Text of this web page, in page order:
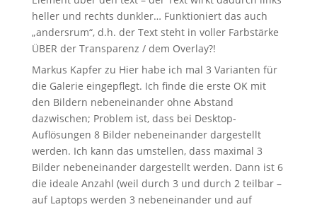
heller und rechts dunkler… Funktioniert das auch
„andersrum“, d.h. der Text steht in voller Farbstärke
ÜBER der Transparenz / dem Overlay?!
Markus Kapferzu Hier habe ich mal 3 Varianten für
die Galerie eingepflegt. Ich finde die erste OK mit
den Bildern nebeneinander ohne Abstand
dazwischen; Problem ist, dass bei Desktop-
Auflösungen 8 Bilder nebeneinander dargestellt
werden. Ich kann das umstellen, dass maximal 3
Bilder nebeneinander dargestellt werden. Dann ist 6
die ideale Anzahl (weil durch 3 und durch 2 teilbar –
auf Laptops werden 3 nebeneinander und auf